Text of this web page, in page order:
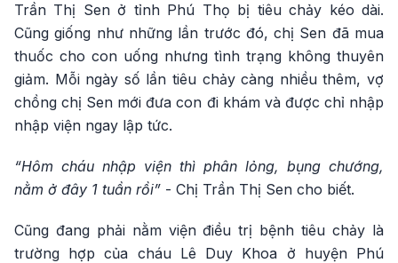
Trần Thị Sen ở tỉnh Phú Thọ bị tiêu chảy kéo dài.
Cũng giống như những lần trước đó, chị Sen đã mua
thuốc cho con uống nhưng tình trạng không thuyên
giảm. Mỗi ngày số lần tiêu chảy càng nhiều thêm, vợ
chồng chị Sen mới đưa con đi khám và được chỉ nhập
nhập viện ngay lập tức.
“Hôm cháu nhập viện thì phân lỏng, bụng chướng,
nằm ở đây 1 tuần rồi” - Chị Trần Thị Sen cho biết.
Cũng đang phải nằm viện điều trị bệnh tiêu chảy là
trường hợp của cháu Lê Duy Khoa ở huyện Phú